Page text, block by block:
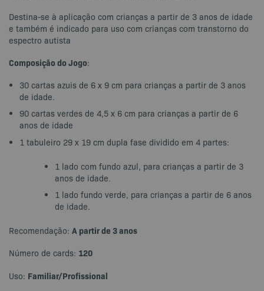
Destina-se à aplicação com crianças a partir de 3 anos de idade
e também é indicado para uso com crianças com transtorno do
espectro autista
Composição do Jogo:
30 cartas azuis de 6 x 9 cm para crianças a partir de 3 anos
de idade.
90 cartas verdes de 4,5 x 6 cm para crianças a partir de 6
anos de idade
1 tabuleiro 29 x 19 cm dupla fase dividido em 4 partes:
1 lado com fundo azul, para crianças a partir de 3
anos de idade.
1 lado fundo verde, para crianças a partir de 6 anos
de idade.
Recomendação: A partir de 3 anos
Número de cards: 120
Uso: Familiar/Profissional